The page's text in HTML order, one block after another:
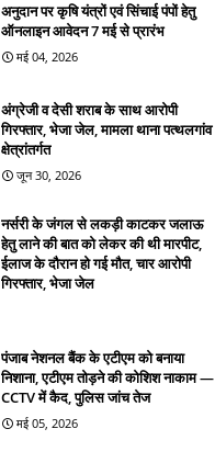
अनुदान पर कृषि यंत्रों एवं सिंचाई पंपों हेतु
ऑनलाइन आवेदन 7 मई से प्रारंभ
मई 04, 2026
अंग्रेजी व देसी शराब के साथ आरोपी
गिरफ्तार, भेजा जेल, मामला थाना पत्थलगांव
क्षेत्रांतर्गत
जून 30, 2026
नर्सरी के जंगल से लकड़ी काटकर जलाऊ
हेतु लाने की बात को लेकर की थी मारपीट,
ईलाज के दौरान हो गई मौत, चार आरोपी
गिरफ्तार, भेजा जेल
पंजाब नेशनल बैंक के एटीएम को बनाया
निशाना, एटीएम तोड़ने की कोशिश नाकाम —
CCTV में कैद, पुलिस जांच तेज
मई 05, 2026